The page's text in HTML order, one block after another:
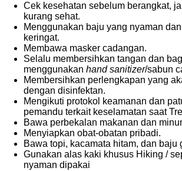
Cek kesehatan sebelum berangkat,
kurang sehat.
Menggunakan baju yang nyaman
keringat.
Membawa masker cadangan.
Selalu membersihkan tangan dan
menggunakan hand sanitizer/sabun
Membersihkan perlengkapan yang
dengan disinfektan.
Mengikuti protokol keamanan dan
pemandu terkait keselamatan saat
Bawa perbekalan makanan dan
Menyiapkan obat-obatan pribadi.
Bawa topi, kacamata hitam, dan baju
Gunakan alas kaki khusus Hiking /
nyaman dipakai